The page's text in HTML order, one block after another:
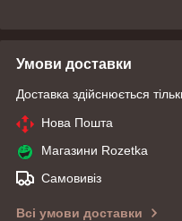
Умови доставки
Доставка здійснюється
Нова Пошта
Магазини Rozetka
Самовивіз
Всі умови доставки